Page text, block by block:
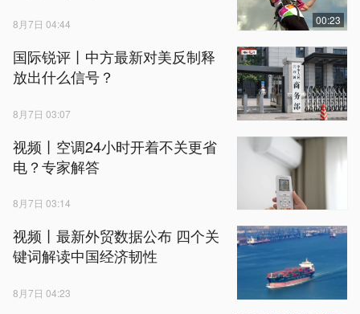
8月7日 04:44 00:23
国际锐评丨中方最新对美反制释
放出什么信号？
8月7日 03:07
视频丨空调24小时开着不关更省
电？专家解答
8月7日 03:14
视频丨最新外贸数据公布 四个关
键词解读中国经济韧性
8月7日 04:23